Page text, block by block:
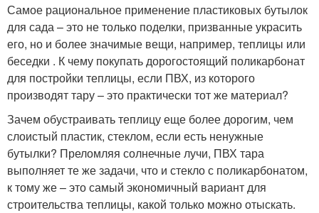
Самое рациональное применение пластиковых бутылок
для сада – это не только поделки, призванные украсить
его, но и более значимые вещи, например, теплицы или
беседки . К чему покупать дорогостоящий поликарбонат
для постройки теплицы, если ПВХ, из которого
производят тару – это практически тот же материал?
Зачем обустраивать теплицу еще более дорогим, чем
слоистый пластик, стеклом, если есть ненужные
бутылки? Преломляя солнечные лучи, ПВХ тара
выполняет те же задачи, что и стекло с поликарбонатом,
к тому же – это самый экономичный вариант для
строительства теплицы, какой только можно отыскать.